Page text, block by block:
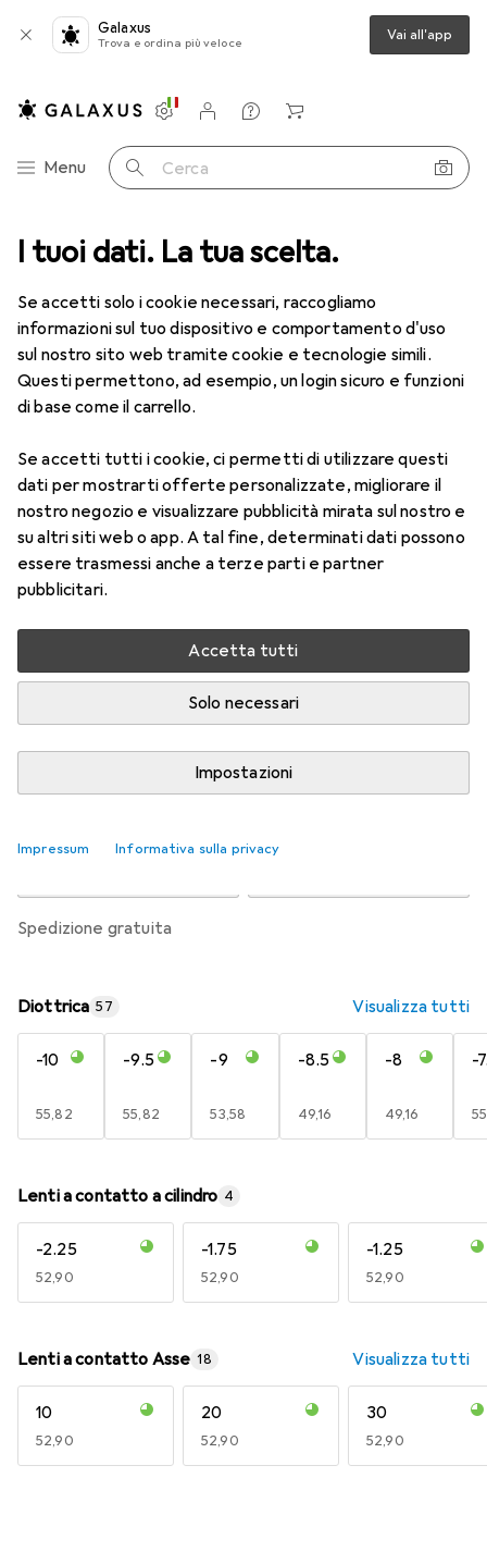
I tuoi dati. La tua scelta.
Se accetti solo i cookie necessari, raccogliamo
informazioni sul tuo dispositivo e comportamento d'uso
sul nostro sito web tramite cookie e tecnologie simili.
Questi permettono, ad esempio, un login sicuro e funzioni
di base come il carrello.
Se accetti tutti i cookie, ci permetti di utilizzare questi
dati per mostrarti offerte personalizzate, migliorare il
nostro negozio e visualizzare pubblicità mirata sul nostro e
su altri siti web o app. A tal fine, determinati dati possono
essere trasmessi anche a terze parti e partner
pubblicitari.
Accetta tutti
Solo necessari
Impostazioni
Impressum Informativa sulla privacy
Galaxus
Trova e ordina più veloce Vai all'app
Categoria Navigazione
Menu Cerca
Impostazioni
Conto cliente
Liste di confronto
Liste dei desideri
Carrello
Lenti a contatto Air Optix HydraGlyde per l'astigmatismo 6
1 Immagine
−5%
Air Optix HydraGlyde per
l'astigmatismo 6
-2, Obiettivo mensile, 6 pz., Torico
Prezzo in EUR IVA incl.
Valutazioni
Consegna tra ven, 14/8 e mar, 18/8
Più di 10 pezzi in stock presso il fornitore
spedizione gratuita
Diottrica 57 Visualizza tutti
-10
EUR
55,82
-9.5
EUR
55,82
-9
EUR
53,58
-8.5
EUR
49,16
-8
EUR
49,16
-
Lenti a contatto a cilindro 4
-2.25
EUR
52,90
-1.75
EUR
52,90
-1.25
EUR
52,90
Lenti a contatto Asse 18 Visualizza tutti
10
EUR
52,90
20
EUR
52,90
30
EUR
52,90